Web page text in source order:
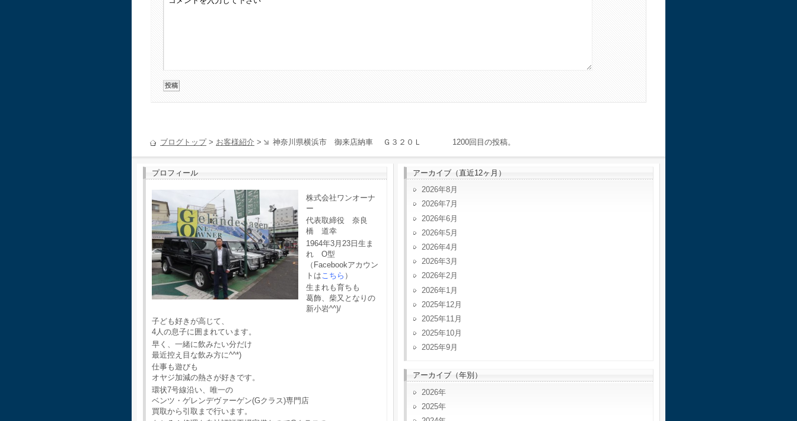
ブログトップ> お客様紹介 > 神奈川県横浜市 御来店納車 Ｇ３２０Ｌ 1200回目の投稿。
プロフィール
株式会社ワンオーナ
ー
代表取締役 奈良
橋 道幸
1964年3月23日生ま
れ O型
（Facebookアカウン
トは こちら ）
生まれも育ちも
葛飾、柴又となりの
新小岩^^)/
子ども好きが高じて、
4人の息子に囲まれています。
早く、一緒に飲みたい分だけ
最近控え目な飲み方に^^*)
仕事も遊びも
オヤジ加減の熱さが好きです。
環状7号線沿い、唯一の
ベンツ・ゲレンデヴァーゲン(Gクラス)専門店
買取から引取まで行います。
アーカイブ（直近12ヶ月）
2026年8月
2026年7月
2026年6月
2026年5月
2026年4月
2026年3月
2026年2月
2026年1月
2025年12月
2025年11月
2025年10月
2025年9月
アーカイブ（年別）
2026
2025